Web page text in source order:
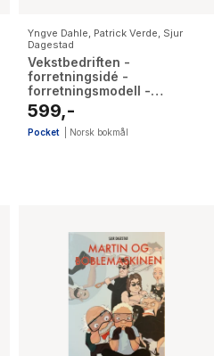
Yngve Dahle Patrick Verde Sjur
Dagestad
Vekstbedriften -
forretningsidé -
forretningsmodell -
forretningsplan
599,-
Pocket Norsk bokmål